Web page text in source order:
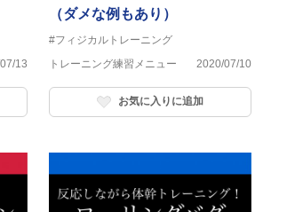
13
（ダメな例もあり）
#フィジカルトレーニング
トレーニング練習メニュー
2020/07/10
お気に入りに追加